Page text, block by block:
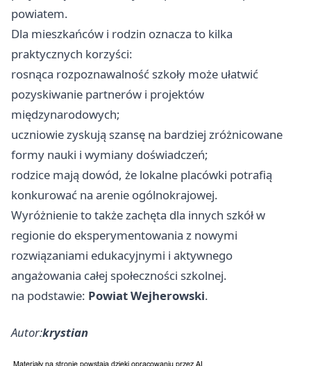
powiatem.
Dla mieszkańców i rodzin oznacza to kilka
praktycznych korzyści:
rosnąca rozpoznawalność szkoły może ułatwić
pozyskiwanie partnerów i projektów
międzynarodowych;
uczniowie zyskują szansę na bardziej zróżnicowane
formy nauki i wymiany doświadczeń;
rodzice mają dowód, że lokalne placówki potrafią
konkurować na arenie ogólnokrajowej.
Wyróżnienie to także zachęta dla innych szkół w
regionie do eksperymentowania z nowymi
rozwiązaniami edukacyjnymi i aktywnego
angażowania całej społeczności szkolnej.
na podstawie: Powiat Wejherowski.
Autor:krystian